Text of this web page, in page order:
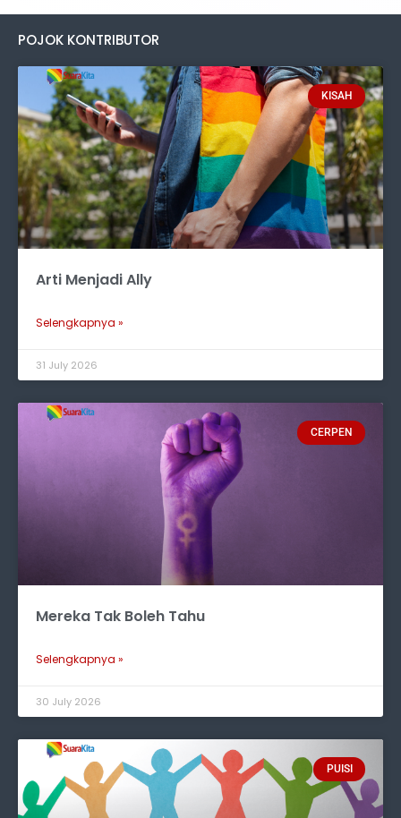
POJOK KONTRIBUTOR
KISAH
Arti Menjadi Ally
Selengkapnya »
31 July 2026
CERPEN
Mereka Tak Boleh Tahu
Selengkapnya »
30 July 2026
PUISI